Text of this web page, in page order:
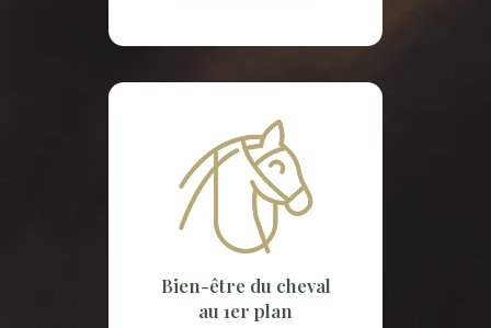
Bien-être du cheval
au 1er plan